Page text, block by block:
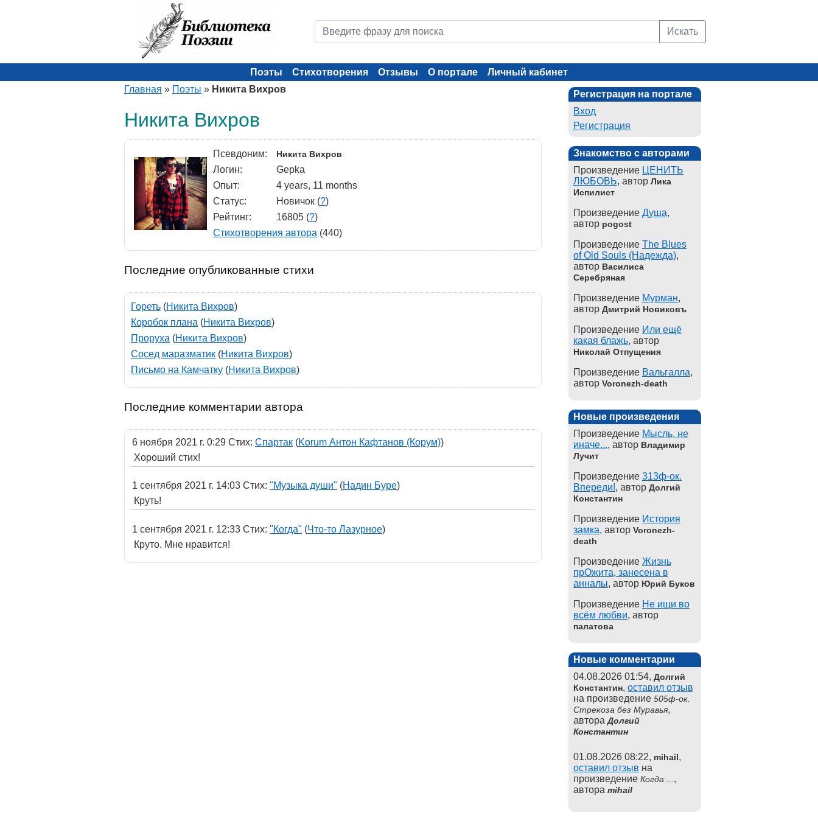
Искать
Поэты Стихотворения Отзывы О портале
Личный кабинет
Главная » Поэты » Никита Вихров
Никита Вихров
Псевдоним: Никита Вихров
Логин:
Gepka
Опыт:
4 years, 11 months
Статус:
Новичок (?)
Рейтинг:
16805 (?)
Стихотворения автора (440)
Последние опубликованные стихи
Гореть (Никита Вихров)
Коробок плана (Никита Вихров)
Проруха (Никита Вихров)
Сосед маразматик (Никита Вихров)
Письмо на Камчатку (Никита Вихров)
Последние комментарии автора
6 ноября 2021 г. 0:29 Стих: Спартак (Korum Антон Кафтанов (Корум))
Хороший стих!
1 сентября 2021 г. 14:03 Стих: "Музыка души" (Надин Буре)
Круть!
1 сентября 2021 г. 12:33 Стих: "Когда" (Что-то Лазурное)
Круто. Мне нравится!
Регистрация на портале
Вход
Регистрация
Знакомство с авторами
Произведение ЦЕНИТЬ
ЛЮБОВЬ, автор Лика
Испилист
Произведение Душа,
автор pogost
Произведение The Blues
of Old Souls (Надежда),
автор Василиса
Серебряная
Произведение Мурман,
автор Дмитрий Новиковъ
Произведение Или ещё
какая блажь, автор
Николай Отпущения
Произведение Вальгалла,
автор Voronezh-death
Новые произведения
Произведение Мысль, не
иначе..., автор Владимир
Лучит
Произведение 313ф-ок.
Впереди!, автор Долгий
Константин
Произведение История
замка, автор Voronezh-
death
Произведение Жизнь
прОжита, занесена в
анналы, автор Юрий Буков
Произведение Не ищи во
всём любви, автор
палатова
Новые комментарии
04.08.2026 01:54, Долгий
Константин, оставил отзыв
на произведение 505ф-ок.
Стрекоза без Муравья,
автораДолгий
Константин
01.08.2026 08:22, mihail,
оставил отзыв на
произведение Когда ... ,
автора mihail